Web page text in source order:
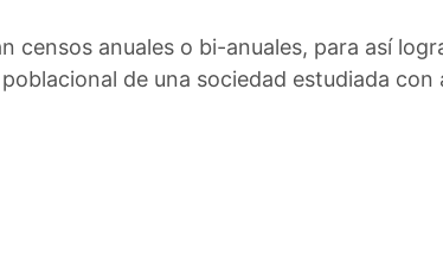
censos anuales o bi-anuales, para así
de una sociedad estudiada con